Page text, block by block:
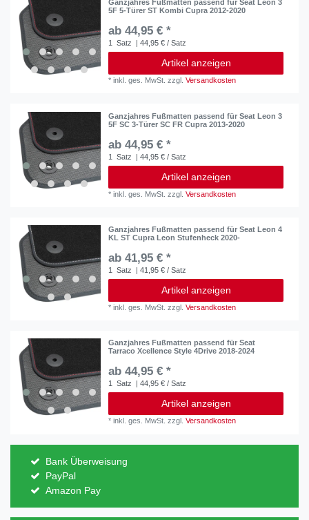
Ganzjahres Fußmatten passend für Seat Leon 3
5F 5-Türer ST Kombi Cupra 2012-2020
ab 44,95 € *
1 Satz | 44,95 € / Satz
Artikel anzeigen
*inkl. ges. MwSt. zzgl.Versandkosten
Ganzjahres Fußmatten passend für Seat Leon 3
5F SC 3-Türer SC FR Cupra 2013-2020
ab 44,95 € *
1 Satz | 44,95 € / Satz
Artikel anzeigen
*inkl. ges. MwSt. zzgl.Versandkosten
Ganzjahres Fußmatten passend für Seat Leon 4
KL ST Cupra Leon Stufenheck 2020-
ab 41,95 € *
1 Satz | 41,95 € / Satz
Artikel anzeigen
*inkl. ges. MwSt. zzgl.Versandkosten
Ganzjahres Fußmatten passend für Seat
Tarraco Xcellence Style 4Drive 2018-2024
ab 44,95 € *
1 Satz | 44,95 € / Satz
Artikel anzeigen
*inkl. ges. MwSt. zzgl.Versandkosten
Bank Überweisung
PayPal
Amazon Pay